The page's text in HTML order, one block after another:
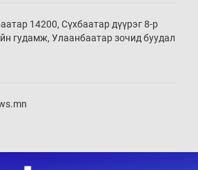
49 мин
18 мин
14200, Сүхбаатар дүүрэг 8-р
гудамж, Улаанбаатар зочид буудал